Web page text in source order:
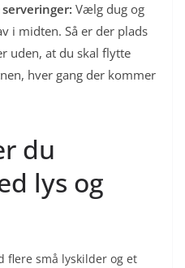
Vælg dug og
i midten. Så er der plads
uden, at du skal flytte
hver gang der kommer
du
lys og
flere små lyskilder og et